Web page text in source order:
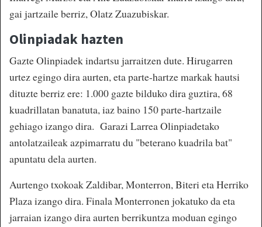
gai jartzaile berriz, Olatz Zuazubiskar.
Olinpiadak hazten
Gazte Olinpiadek indartsu jarraitzen dute. Hirugarren
urtez egingo dira aurten, eta parte-hartze markak hautsi
dituzte berriz ere: 1.000 gazte bilduko dira guztira, 68
kuadrillatan banatuta, iaz baino 150 parte-hartzaile
gehiago izango dira. Garazi Larrea Olinpiadetako
antolatzaileak azpimarratu du "beterano kuadrila bat"
apuntatu dela aurten.
Aurtengo txokoak Zaldibar, Monterron, Biteri eta Herriko
Plaza izango dira. Finala Monterronen jokatuko da eta
jarraian izango dira aurten berrikuntza moduan egingo